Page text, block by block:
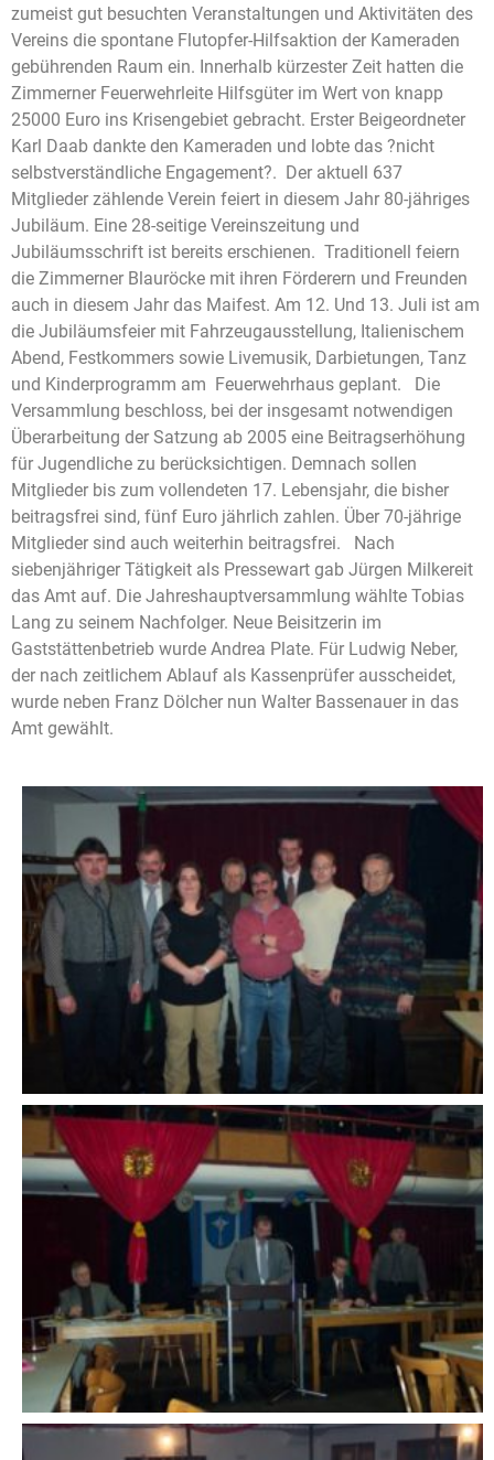
zumeist gut besuchten Veranstaltungen und Aktivitäten des
Vereins die spontane Flutopfer-Hilfsaktion der Kameraden
gebührenden Raum ein. Innerhalb kürzester Zeit hatten die
Zimmerner Feuerwehrleite Hilfsgüter im Wert von knapp
25000 Euro ins Krisengebiet gebracht. Erster Beigeordneter
Karl Daab dankte den Kameraden und lobte das ?nicht
selbstverständliche Engagement?. Der aktuell 637
Mitglieder zählende Verein feiert in diesem Jahr 80-jähriges
Jubiläum. Eine 28-seitige Vereinszeitung und
Jubiläumsschrift ist bereits erschienen. Traditionell feiern
die Zimmerner Blauröcke mit ihren Förderern und Freunden
auch in diesem Jahr das Maifest. Am 12. Und 13. Juli ist am
die Jubiläumsfeier mit Fahrzeugausstellung, Italienischem
Abend, Festkommers sowie Livemusik, Darbietungen, Tanz
und Kinderprogramm am Feuerwehrhaus geplant. Die
Versammlung beschloss, bei der insgesamt notwendigen
Überarbeitung der Satzung ab 2005 eine Beitragserhöhung
für Jugendliche zu berücksichtigen. Demnach sollen
Mitglieder bis zum vollendeten 17. Lebensjahr, die bisher
beitragsfrei sind, fünf Euro jährlich zahlen. Über 70-jährige
Mitglieder sind auch weiterhin beitragsfrei. Nach
siebenjähriger Tätigkeit als Pressewart gab Jürgen Milkereit
das Amt auf. Die Jahreshauptversammlung wählte Tobias
Lang zu seinem Nachfolger. Neue Beisitzerin im
Gaststättenbetrieb wurde Andrea Plate. Für Ludwig Neber,
der nach zeitlichem Ablauf als Kassenprüfer ausscheidet,
wurde neben Franz Dölcher nun Walter Bassenauer in das
Amt gewählt.